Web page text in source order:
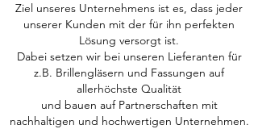
Ziel unseres Unternehmens ist es, dass jeder
unserer Kunden mit der für ihn perfekten
Lösung versorgt ist.
Dabei setzen wir bei unseren Lieferanten für
z.B. Brillengläsern und Fassungen auf
allerhöchste Qualität
und bauen auf Partnerschaften mit
nachhaltigen und hochwertigen Unternehmen.